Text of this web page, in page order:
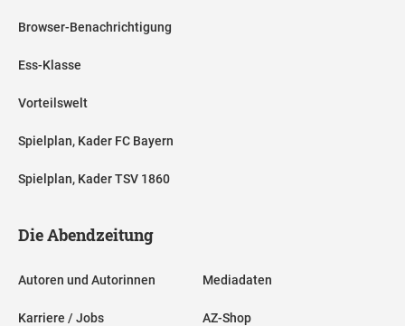
Browser-Benachrichtigung
Ess-Klasse
Vorteilswelt
Spielplan, Kader FC Bayern
Spielplan, Kader TSV 1860
Die Abendzeitung
Autoren und Autorinnen
Karriere / Jobs
Mediadaten
AZ-Shop